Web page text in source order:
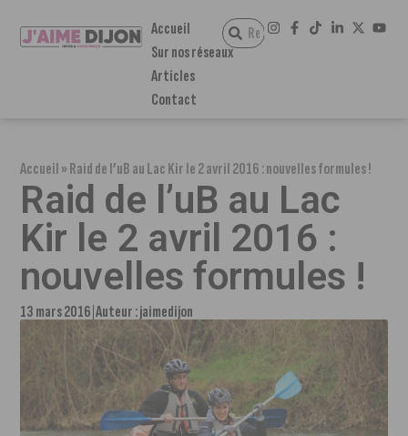
Accueil
Sur nos réseaux
Articles
Contact
Accueil»Raid de l’uB au Lac Kir le 2 avril 2016 : nouvelles formules !
Raid de l’uB au Lac
Kir le 2 avril 2016 :
nouvelles formules !
13 mars 2016 Auteur :jaimedijon